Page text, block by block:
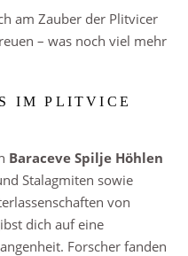
am Zauber der Plitvicer
– was noch viel mehr
IM PLITVICE
Baraceve Spilje Höhlen
Stalagmiten sowie
von
dich auf eine
Forscher fanden